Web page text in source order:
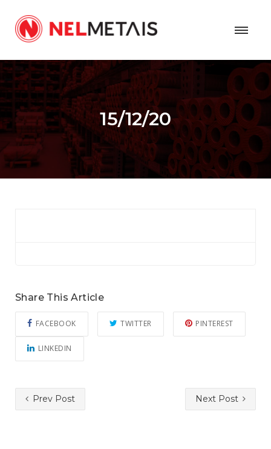
15/12/20
Share This Article
FACEBOOK TWITTER PINTEREST
LINKEDIN
Prev Post Next Post